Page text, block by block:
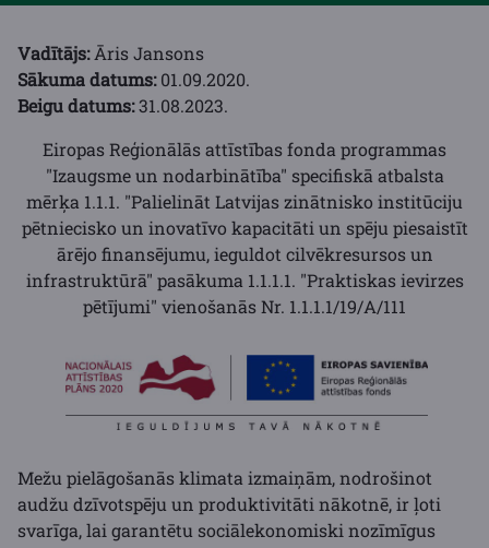
Vadītājs:Āris Jansons
Sākuma datums:01.09.2020.
Beigu datums:31.08.2023.
Eiropas Reģionālās attīstības fonda programmas
"Izaugsme un nodarbinātība" specifiskā atbalsta
mērķa 1.1.1. "Palielināt Latvijas zinātnisko institūciju
pētniecisko un inovatīvo kapacitāti un spēju piesaistīt
ārējo finansējumu, ieguldot cilvēkresursos un
infrastruktūrā" pasākuma 1.1.1.1. "Praktiskas ievirzes
pētījumi" vienošanāsNr. 1.1.1.1/19/A/111
Mežu pielāgošanās klimata izmaiņām, nodrošinot
audžu dzīvotspēju un produktivitāti nākotnē, ir ļoti
svarīga, lai garantētu sociālekonomiski nozīmīgus